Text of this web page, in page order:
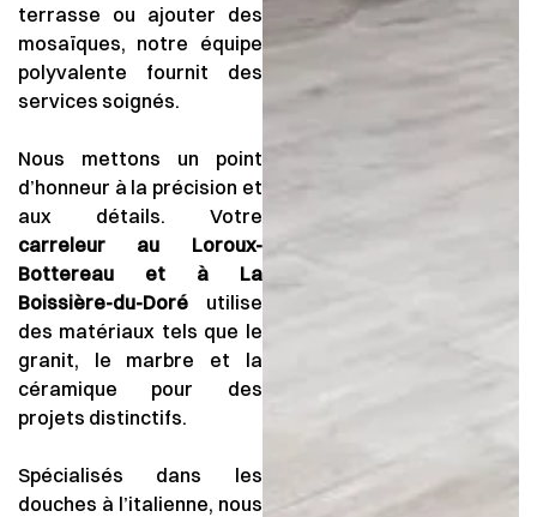
terrasse ou ajouter des
mosaïques, notre équipe
polyvalente fournit des
services soignés.
Nous mettons un point
d’honneur à la précision et
aux détails. Votre
carreleur au Loroux-
Bottereau et à La
Boissière-du-Doré utilise
des matériaux tels que le
granit, le marbre et la
céramique pour des
projets distinctifs.
Spécialisés dans les
douches à l’italienne, nous